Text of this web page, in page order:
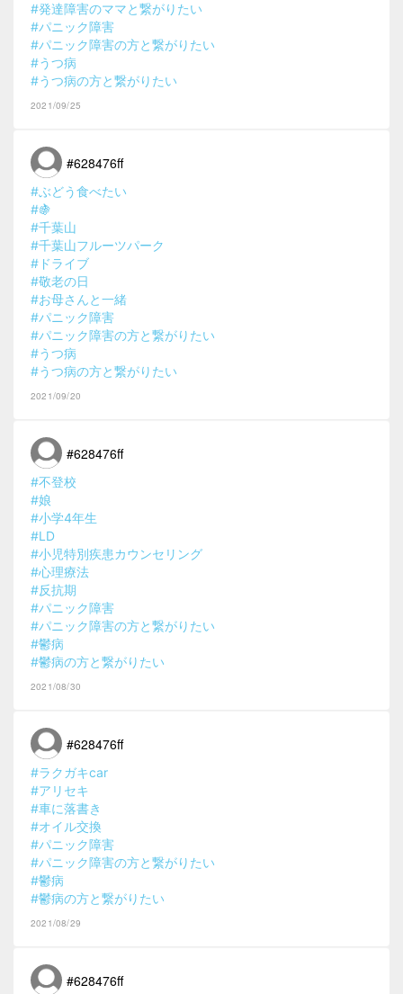
#発達障害のママと繋がりたい
#パニック障害
#パニック障害の方と繋がりたい
#うつ病
#うつ病の方と繋がりたい
2021/09/25
#628476ff
#ぶどう食べたい
#🍇
#千葉山
#千葉山フルーツパーク
#ドライブ
#敬老の日
#お母さんと一緒
#パニック障害
#パニック障害の方と繋がりたい
#うつ病
#うつ病の方と繋がりたい
2021/09/20
#628476ff
#不登校
#娘
#小学4年生
#LD
#小児特別疾患カウンセリング
#心理療法
#反抗期
#パニック障害
#パニック障害の方と繋がりたい
#鬱病
#鬱病の方と繋がりたい
2021/08/30
#628476ff
#ラクガキcar
#アリセキ
#車に落書き
#オイル交換
#パニック障害
#パニック障害の方と繋がりたい
#鬱病
#鬱病の方と繋がりたい
2021/08/29
#628476ff